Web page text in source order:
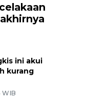
ini akui
kurang
WIB